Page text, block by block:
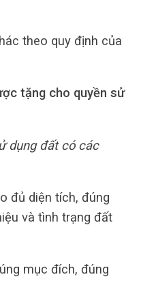
theo quy định của
tặng cho quyền sử
dụng đất có các
đủ diện tích, đúng
và tình trạng đất
mục đích, đúng